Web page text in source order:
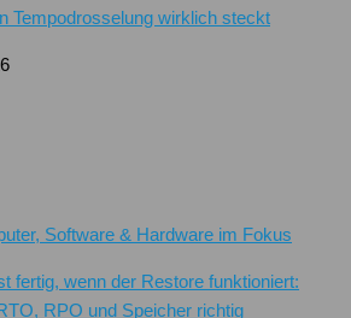
Tempodrosselung wirklich steckt
Software & Hardware im Fokus
fertig, wenn der Restore funktioniert:
RPO und Speicher richtig